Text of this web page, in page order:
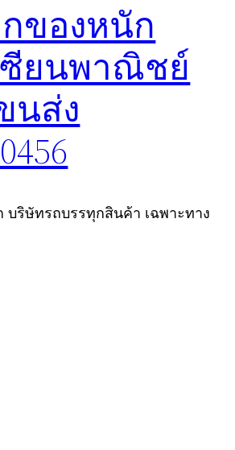
ของหนัก
ยนพาณิชย์
นส่ง
บริษัทรถบรรทุกสินค้า เฉพาะทาง